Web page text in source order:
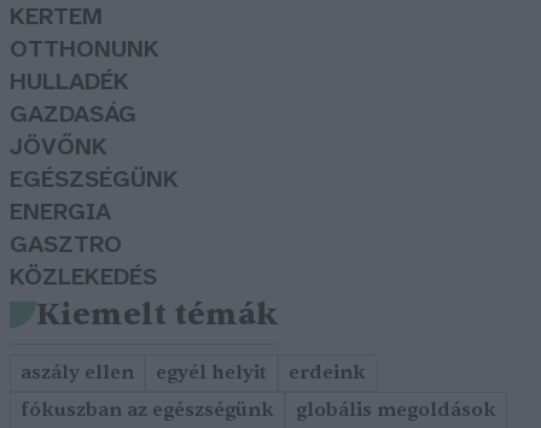
KERTEM
OTTHONUNK
HULLADÉK
GAZDASÁG
JÖVŐNK
EGÉSZSÉGÜNK
ENERGIA
GASZTRO
KÖZLEKEDÉS
Kiemelt témák
aszály ellen egyél helyit
erdeink
fókuszban az egészségünk
globális megoldások